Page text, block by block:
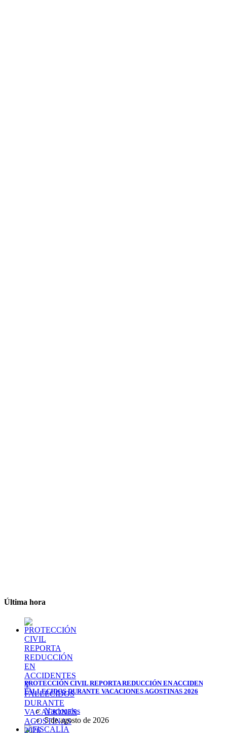
Última hora
PROTECCIÓN CIVIL REPORTA REDUCCIÓN EN ACCIDENTES Y
FALLECIDOS DURANTE VACACIONES AGOSTINAS 2026
Nacionales
5 de agosto de 2026